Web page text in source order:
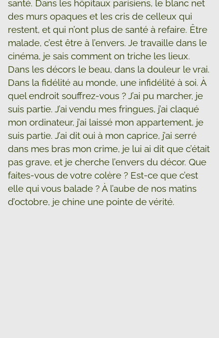
santé. Dans les hôpitaux parisiens, le blanc net
des murs opaques et les cris de celleux qui
restent, et qui n’ont plus de santé à refaire. Être
malade, c’est être à l’envers. Je travaille dans le
cinéma, je sais comment on triche les lieux.
Dans les décors le beau, dans la douleur le vrai.
Dans la fidélité au monde, une infidélité à soi. À
quel endroit souffrez-vous ? J’ai pu marcher, je
suis partie. J’ai vendu mes fringues, j’ai claqué
mon ordinateur, j’ai laissé mon appartement, je
suis partie. J’ai dit oui à mon caprice, j’ai serré
dans mes bras mon crime, je lui ai dit que c’était
pas grave, et je cherche l’envers du décor. Que
faites-vous de votre colère ? Est-ce que c’est
elle qui vous balade ? À l’aube de nos matins
d’octobre, je chine une pointe de vérité.